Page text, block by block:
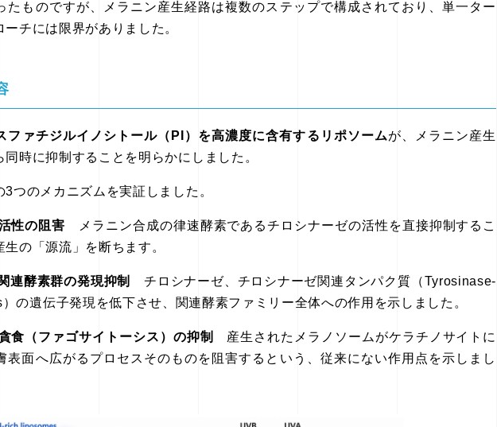
たものですが、メラニン産生経路は複数のステップで構成されており、単一ター
チには限界がありました。
ファチジルイノシトール（PI）を高濃度に含有するリポソームが、メラニン産生
同時に抑制することを明らかにしました。
つのメカニズムを実証しました。
性の阻害 メラニン合成の律速酵素であるチロシナーゼの活性を直接抑制するこ
の「源流」を断ちます。
連酵素群の発現抑制
チロシナーゼ、チロシナーゼ関連タンパク質（Tyrosinase-
の遺伝子発現を低下させ、関連酵素ファミリー全体への作用を示しました。
食（ファゴサイトーシス）の抑制
産生されたメラノソームがケラチノサイトに
表面へ広がるプロセスそのものを阻害するという、従来にない作用点を示しまし